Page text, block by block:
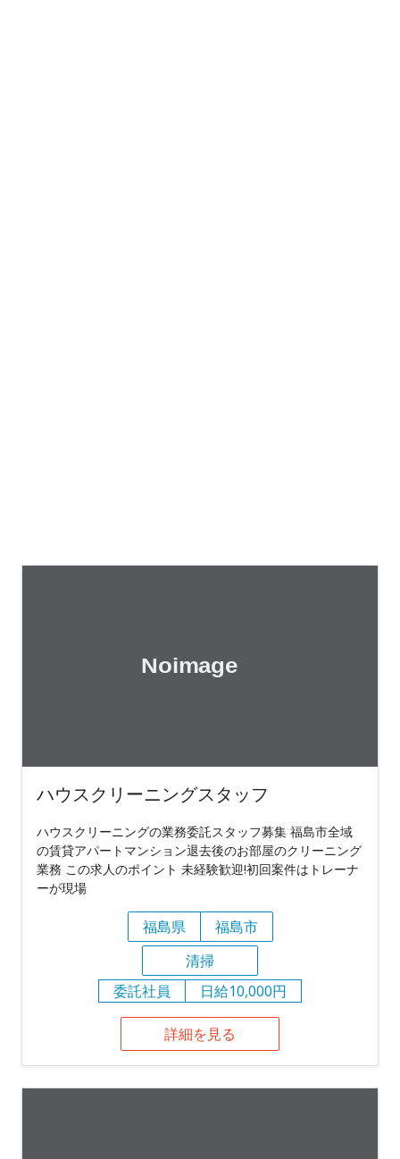
ハウスクリーニングスタッフ
ハウスクリーニングの業務委託スタッフ募集 福島市全域
の賃貸アパートマンション退去後のお部屋のクリーニング
業務 この求人のポイント 未経験歓迎!初回案件はトレーナ
ーが現場
福島県
福島市
清掃
委託社員
日給10,000円
詳細を見る